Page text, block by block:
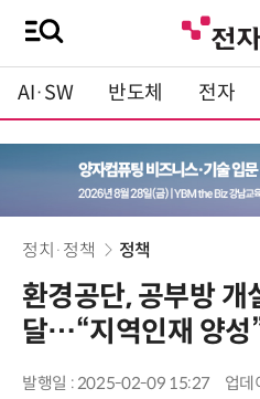
AI·SW 반도체 전자
정치·정책 정책
환경공단, 공부방 개
달…“지역인재 양성
발행일 : 2025-02-09 15:27 업